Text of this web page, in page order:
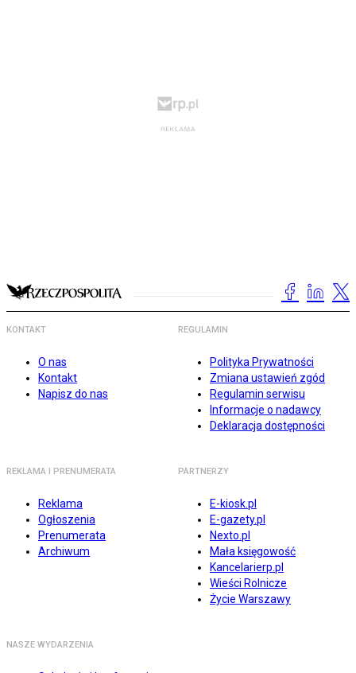
KONTAKT
O nas
Kontakt
Napisz do nas
REGULAMIN
Polityka Prywatności
Zmiana ustawień zgód
Regulamin serwisu
Informacje o nadawcy
Deklaracja dostępności
REKLAMA I PRENUMERATA
Reklama
Ogłoszenia
Prenumerata
Archiwum
PARTNERZY
E-kiosk.pl
E-gazety.pl
Nexto.pl
Mała księgowość
Kancelarierp.pl
Wieści Rolnicze
Życie Warszawy
NASZE WYDARZENIA